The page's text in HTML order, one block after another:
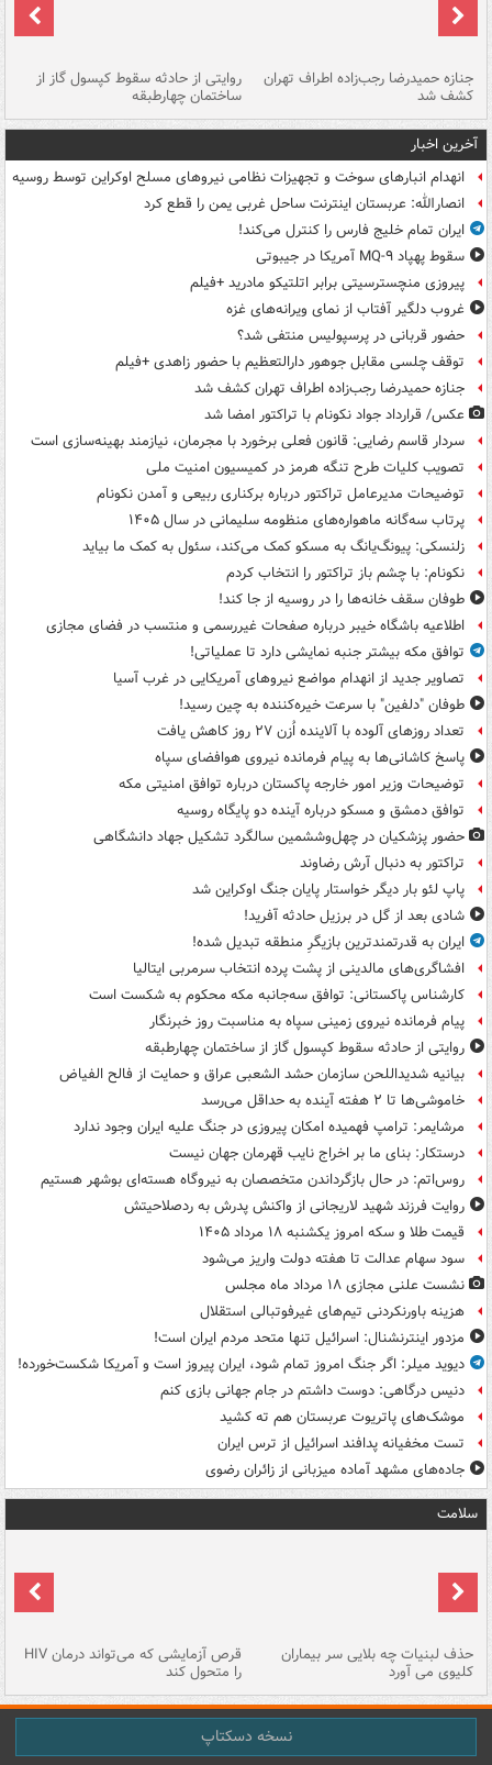
جنازه حمیدرضا رجب‌زاده اطراف تهران
کشف شد
روایتی از حادثه سقوط کپسول گاز از
ساختمان چهارطبقه
آخرین اخبار
انهدام انبارهای سوخت و تجهیزات نظامی نیروهای مسلح اوکراین توسط روسیه
انصارالله: عربستان اینترنت ساحل غربی یمن را قطع کرد
ایران تمام خلیج فارس را کنترل می‌کند!
سقوط پهپاد MQ-۹ آمریکا در جیبوتی
پیروزی منچسترسیتی برابر اتلتیکو مادرید +فیلم
غروب دلگیر آفتاب از نمای ویرانه‌های غزه
حضور قربانی در پرسپولیس منتفی شد؟
توقف چلسی مقابل جوهور دارالتعظیم با حضور زاهدی +فیلم
جنازه حمیدرضا رجب‌زاده اطراف تهران کشف شد
عکس/ قرارداد جواد نکونام با تراکتور امضا شد
سردار قاسم رضایی: قانون فعلی برخورد با مجرمان، نیازمند بهینه‌سازی است
تصویب کلیات طرح تنگه هرمز در کمیسیون امنیت ملی
توضیحات مدیرعامل تراکتور درباره برکناری ربیعی و آمدن نکونام
پرتاب سه‌گانه ماهواره‌های منظومه سلیمانی در سال ۱۴۰۵
زلنسکی: پیونگ‌یانگ به مسکو کمک می‌کند، سئول به کمک ما بیاید
نکونام: با چشم باز تراکتور را انتخاب کردم
طوفان سقف خانه‌ها را در روسیه از جا ‌کند!
اطلاعیه باشگاه خیبر درباره صفحات غیررسمی و منتسب در فضای مجازی
توافق مکه بیشتر جنبه نمایشی دارد تا عملیاتی!
تصاویر جدید از انهدام مواضع نیروهای آمریکایی در غرب آسیا
طوفان "دلفین" با سرعت خیره‌کننده به چین رسید!
تعداد روزهای آلوده با آلاینده اُزن ۲۷ روز کاهش یافت
پاسخ کاشانی‌ها به پیام فرمانده نیروی هوافضای سپاه
توضیحات وزیر امور خارجه پاکستان درباره توافق امنیتی مکه
توافق دمشق و مسکو درباره آینده دو پایگاه روسیه
حضور پزشکیان در چهل‌وششمین سالگرد تشکیل جهاد دانشگاهی
تراکتور به دنبال آرش رضاوند
پاپ لئو بار دیگر خواستار پایان جنگ اوکراین شد
شادی بعد از گل در برزیل حادثه آفرید!
ایران به قدرتمندترین بازیگرِ منطقه تبدیل شده!
افشاگری‌های مالدینی از پشت پرده انتخاب سرمربی ایتالیا
کارشناس پاکستانی: توافق سه‌جانبه مکه محکوم به شکست است
پیام فرمانده نیروی زمینی سپاه به مناسبت روز خبرنگار
روایتی از حادثه سقوط کپسول گاز از ساختمان چهارطبقه
بیانیه شدیداللحن سازمان حشد الشعبی عراق و حمایت از فالح الفیاض
خاموشی‌ها تا ۲ هفته آینده به حداقل می‌رسد
مرشایمر: ترامپ فهمیده امکان پیروزی در جنگ علیه ایران وجود ندارد
درستکار: بنای ما بر اخراج نایب قهرمان جهان نیست
روس‌اتم: در حال بازگرداندن متخصصان به نیروگاه هسته‌ای بوشهر هستیم
روایت فرزند شهید لاریجانی از واکنش پدرش به ردصلاحیتش
قیمت طلا و سکه امروز یکشنبه ۱۸ مرداد ۱۴۰۵
سود سهام عدالت تا هفته دولت واریز می‌شود
نشست علنی مجازی ۱۸ مرداد ماه مجلس
هزینه باورنکردنی تیم‌های غیرفوتبالی استقلال
مزدور اینترنشنال: اسرائیل تنها متحد مردم ایران است!
دیوید میلر: اگر جنگ امروز تمام شود، ایران پیروز است و آمریکا شکست‌خورده!
دنیس درگاهی: دوست داشتم در جام جهانی بازی کنم
موشک‌های پاتریوت عربستان هم ته‌ کشید
تست مخفیانه پدافند اسرائیل از ترس ایران
جاده‌های مشهد آماده میزبانی از زائران رضوی
سلامت
حذف لبنیات چه بلایی سر بیماران
کلیوی می آورد
قرص آزمایشی که می‌تواند درمان HIV
را متحول کند
نسخه دسکتاپ